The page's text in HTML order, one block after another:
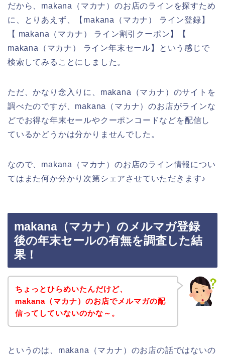
だから、makana（マカナ）のお店のラインを探すため
に、とりあえず、【makana（マカナ） ライン登録】
【 makana（マカナ） ライン割引クーポン】【
makana（マカナ） ライン年末セール】という感じで
検索してみることにしました。
ただ、かなり念入りに、makana（マカナ）のサイトを
調べたのですが、makana（マカナ）のお店がラインな
どでお得な年末セールやクーポンコードなどを配信し
ているかどうかは分かりませんでした。
なので、makana（マカナ）のお店のライン情報につい
てはまた何か分かり次第シェアさせていただきます♪
makana（マカナ）のメルマガ登録
後の年末セールの有無を調査した結
果！
ちょっとひらめいたんだけど、
makana（マカナ）のお店でメルマガの配
信ってしていないのかな～。
というのは、makana（マカナ）のお店の話ではないの